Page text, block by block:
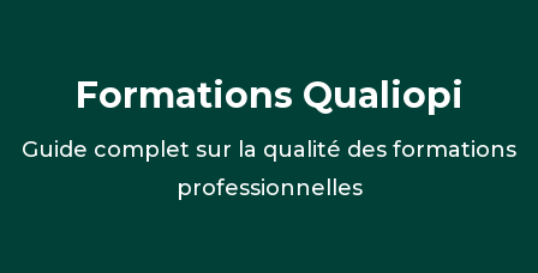
Formations Qualiopi
Guide complet sur la qualité des formations
professionnelles